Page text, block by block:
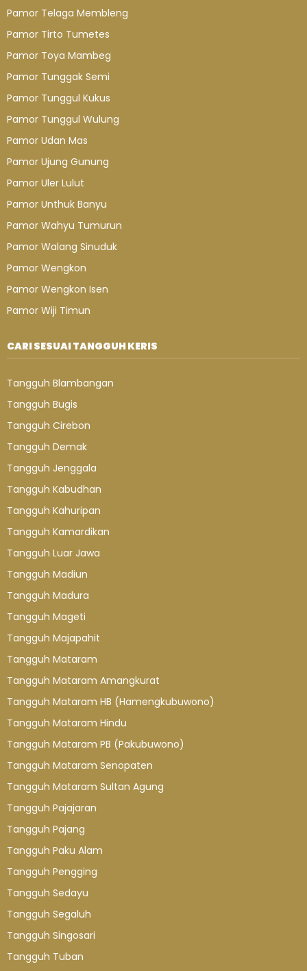
Pamor Telaga Membleng
Pamor Tirto Tumetes
Pamor Toya Mambeg
Pamor Tunggak Semi
Pamor Tunggul Kukus
Pamor Tunggul Wulung
Pamor Udan Mas
Pamor Ujung Gunung
Pamor Uler Lulut
Pamor Unthuk Banyu
Pamor Wahyu Tumurun
Pamor Walang Sinuduk
Pamor Wengkon
Pamor Wengkon Isen
Pamor Wiji Timun
CARI SESUAI TANGGUH KERIS
Tangguh Blambangan
Tangguh Bugis
Tangguh Cirebon
Tangguh Demak
Tangguh Jenggala
Tangguh Kabudhan
Tangguh Kahuripan
Tangguh Kamardikan
Tangguh Luar Jawa
Tangguh Madiun
Tangguh Madura
Tangguh Mageti
Tangguh Majapahit
Tangguh Mataram
Tangguh Mataram Amangkurat
Tangguh Mataram HB (Hamengkubuwono)
Tangguh Mataram Hindu
Tangguh Mataram PB (Pakubuwono)
Tangguh Mataram Senopaten
Tangguh Mataram Sultan Agung
Tangguh Pajajaran
Tangguh Pajang
Tangguh Paku Alam
Tangguh Pengging
Tangguh Sedayu
Tangguh Segaluh
Tangguh Singosari
Tangguh Tuban